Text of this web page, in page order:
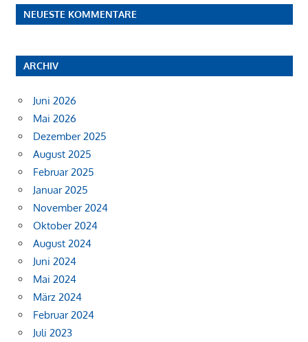
NEUESTE KOMMENTARE
ARCHIV
Juni 2026
Mai 2026
Dezember 2025
August 2025
Februar 2025
Januar 2025
November 2024
Oktober 2024
August 2024
Juni 2024
Mai 2024
März 2024
Februar 2024
Juli 2023